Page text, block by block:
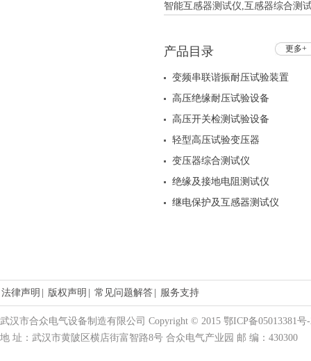
智能互感器测试仪,互感器综合测
更多+
产品目录
变频串联谐振耐压试验装置
高压绝缘耐压试验设备
高压开关检测试验设备
轻型高压试验变压器
变压器综合测试仪
绝缘及接地电阻测试仪
继电保护及互感器测试仪
法律声明 版权声明 常见问题解答 服务支持
武汉市合众电气设备制造有限公司 Copyright © 2015 鄂ICP备05013381号
地 址：武汉市黄陂区横店街富智路8号 合众电气产业园 邮 编：430300